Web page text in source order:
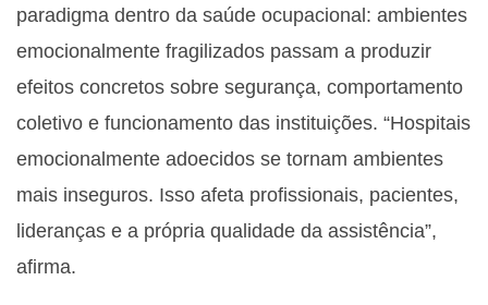
paradigma dentro da saúde ocupacional: ambientes
emocionalmente fragilizados passam a produzir
efeitos concretos sobre segurança, comportamento
coletivo e funcionamento das instituições. “Hospitais
emocionalmente adoecidos se tornam ambientes
mais inseguros. Isso afeta profissionais, pacientes,
lideranças e a própria qualidade da assistência”,
afirma.